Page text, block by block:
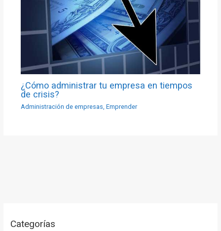
¿Cómo administrar tu empresa en tiempos
de crisis?
Administración de empresas, Emprender
Categorías